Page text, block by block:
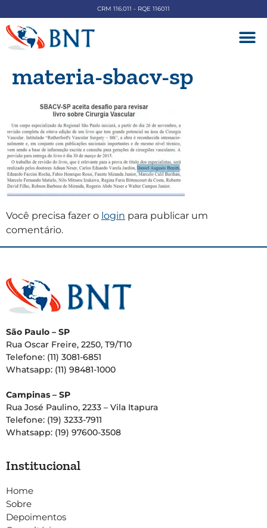
CRM 116.011 - RQE 116011
materia-sbacv-sp
Você precisa fazer o login para publicar um
comentário.
São Paulo – SP
Rua Oscar Freire, 2250, T9/T10
Telefone: (11) 3081-6851
Whatsapp: (11) 98481-1000
Campinas – SP
Rua José Paulino, 2233 – Vila Itapura
Telefone: (19) 3233-7911
Whatsapp: (19) 97600-3508
Institucional
Home
Sobre
Depoimentos